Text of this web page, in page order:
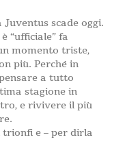
scade oggi.
“ufficiale” fa
momento triste,
più. Perché in
a tutto
stagione in
e rivivere il più
e – per dirla